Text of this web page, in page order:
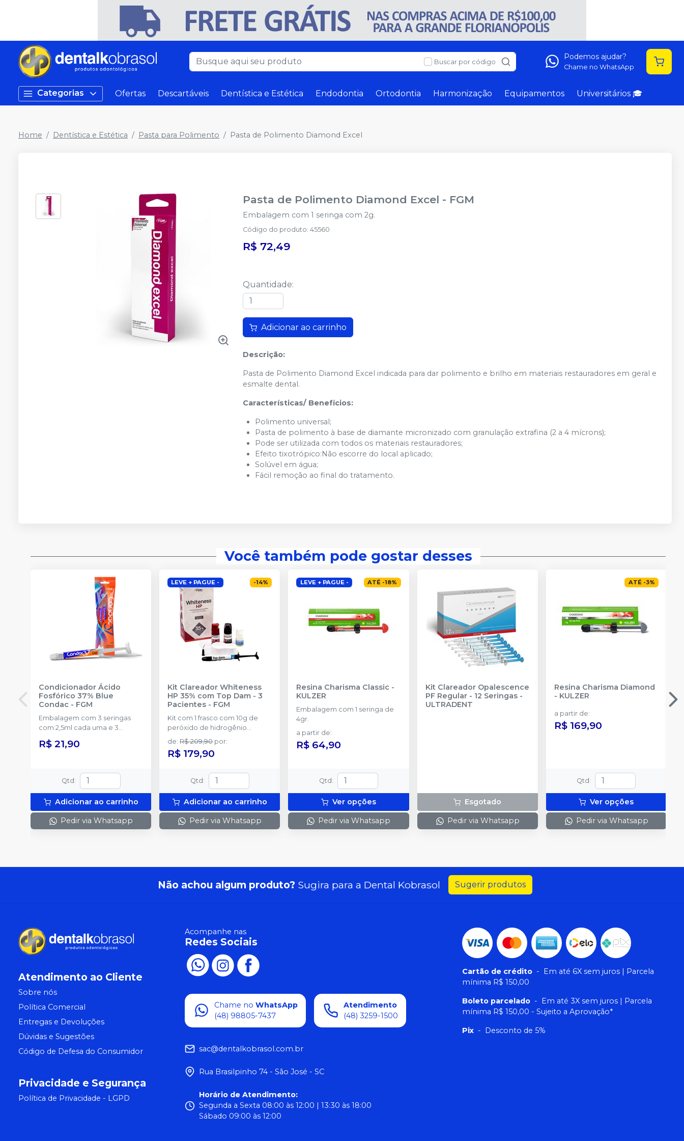
Buscar por código
Podemos ajudar?
Chame no WhatsApp
Categorias Ofertas Descartáveis Dentística e Estética Endodontia Ortodontia Harmonização Equipamentos Universitários 🎓
Home Dentística e Estética Pasta para Polimento Pasta de Polimento Diamond Excel
Pasta de Polimento Diamond Excel - FGM
Embalagem com 1 seringa com 2g.
Código do produto:45560
R$ 72,49
Quantidade:
Adicionar ao carrinho
Descrição:
Pasta de Polimento Diamond Excel indicada para dar polimento e brilho em materiais restauradores em geral e
esmalte dental.
Características/ Benefícios:
Polimento universal;
Pasta de polimento à base de diamante micronizado com granulação extrafina (2 a 4 mícrons);
Pode ser utilizada com todos os materiais restauradores;
Efeito tixotrópico:Não escorre do local aplicado;
Solúvel em água;
Fácil remoção ao final do tratamento.
Você também pode gostar desses
Condicionador Ácido
Fosfórico 37% Blue
Condac - FGM
Embalagem com 3 seringas
com 2,5ml cada uma e 3
R$ 21,90
Qtd :
Adicionar ao carrinho
Pedir via Whatsapp
LEVE + PAGUE - -14%
Kit Clareador Whiteness
HP 35% com Top Dam - 3
Pacientes - FGM
Kit com 1 frasco com 10g de
peróxido de hidrogênio
concentrado + 1 frasco com 5g
de espessante + 1 frasco com
2g de solução Neutralize
espátula e uma placa para
preparo do gel e 1 Top Dam
com 2g.
de:R$ 209,90 por:
R$ 179,90
Qtd :
Adicionar ao carrinho
Pedir via Whatsapp
LEVE + PAGUE - ATÉ -18%
Resina Charisma Classic -
KULZER
Embalagem com 1 seringa de
4gr.
a partir de:
R$ 64,90
Qtd :
Ver opções
Pedir via Whatsapp
Kit Clareador Opalescence
PF Regular - 12 Seringas-
ULTRADENT
Esgotado
Pedir via Whatsapp
ATÉ -3%
Resina Charisma Diamond
- KULZER
a partir de:
R$ 169,90
Qtd :
Ver opções
Pedir via Whatsapp
Não achou algum produto? Sugira para a Dental Kobrasol Sugerir produtos
Atendimento ao Cliente
Sobre nós
Política Comercial
Entregas e Devoluções
Dúvidas e Sugestões
Código de Defesa do Consumidor
Privacidade e Segurança
Política de Privacidade - LGPD
Acompanhe nas
Redes Sociais
Chame no WhatsApp
(48) 98805-7437
Atendimento
(48) 3259-1500
sac@dentalkobrasol.com.br
Rua Brasilpinho 74 - São José - SC
Horário de Atendimento:
Segunda a Sexta 08:00 às 12:00 | 13:30 às 18:00
Sábado 09:00 às 12:00
Cartão de crédito - Em até 6X sem juros | Parcela
mínima R$ 150,00
Boleto parcelado - Em até 3X sem juros | Parcela
mínima R$ 150,00 - Sujeito a Aprovação*
Pix - Desconto de 5%